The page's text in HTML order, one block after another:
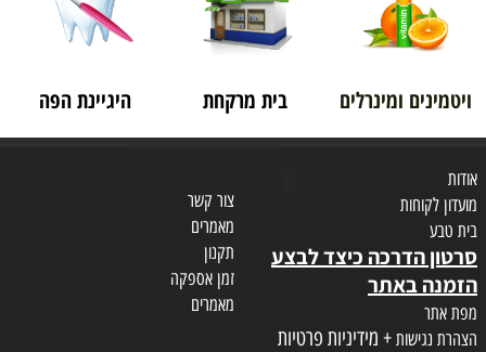
ויטמינים ומינרלים בית מרקחת היגיינת הפה
אודות
מועדון לקוחות
בית טבע
סרטון הדרכה כיצד לבצע
הזמנה באתר
מפת אתר
הצהרת נגישות + מידיניות פרטיות
צור קשר
מאמרים
תקנון
זמן אספקה
מאמרים